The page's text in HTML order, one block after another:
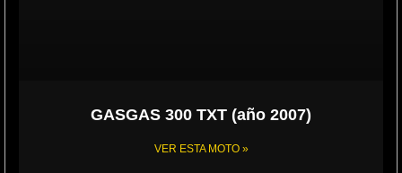
GASGAS 300 TXT (año 2007)
VER ESTA MOTO »